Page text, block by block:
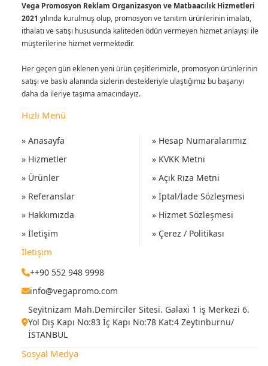
Vega Promosyon Reklam Organizasyon ve Matbaacılık Hizmetleri
2021 yılında kurulmuş olup, promosyon ve tanıtım ürünlerinin imalatı,
ithalatı ve satışı hususunda kaliteden ödün vermeyen hizmet anlayışı ile
müşterilerine hizmet vermektedir.
Her geçen gün eklenen yeni ürün çeşitlerimizle, promosyon ürünlerinin
satışı ve baskı alanında sizlerin destekleriyle ulaştığımız bu başarıyı
daha da ileriye taşıma amacındayız.
Hızlı Menü
» Anasayfa
» Hizmetler
» Ürünler
» Referanslar
» Hakkımızda
» İletişim
» Hesap Numaralarımız
» KVKK Metni
» Açık Rıza Metni
» İptal/İade Sözleşmesi
» Hizmet Sözleşmesi
» Çerez / Politikası
İletişim
++90 552 948 9998
info@vegapromo.com
Seyitnizam Mah.Demirciler Sitesi. Galaxi 1 iş Merkezi 6.
Yol Dış Kapı No:83 İç Kapı No:78 Kat:4 Zeytinburnu/
İSTANBUL
Sosyal Medya